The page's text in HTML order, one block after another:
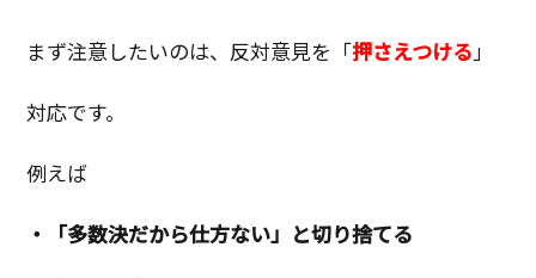
まず注意したいのは、反対意見を「押さえつける」
対応です。
例えば
・「多数決だから仕方ない」と切り捨てる